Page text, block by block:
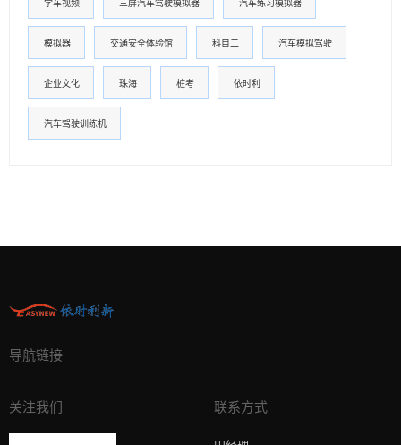
学车视频 三屏汽车驾驶模拟器 汽车练习模拟器
模拟器 交通安全体验馆 科目二 汽车模拟驾驶
企业文化 珠海 桩考 依时利
汽车驾驶训练机
导航链接
关注我们 联系方式